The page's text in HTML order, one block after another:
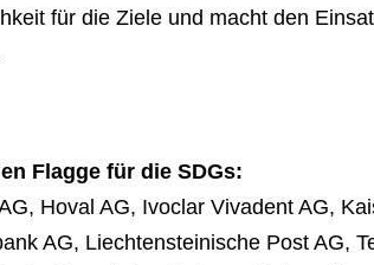
für die Ziele und macht den
Flagge für die SDGs:
Hoval AG, Ivoclar Vivadent AG,
AG, Liechtensteinische Post AG,